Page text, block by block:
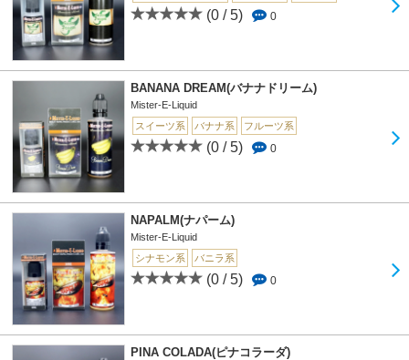
(0 / 5) 0
BANANA DREAM(バナナドリーム)
Mister-E-Liquid
スイーツ系
バナナ系 フルーツ系
(0 / 5) 0
NAPALM(ナパーム)
Mister-E-Liquid
シナモン系
バニラ系
(0 / 5) 0
PINA COLADA(ピナコラーダ)